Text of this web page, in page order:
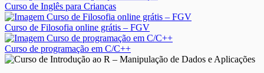
Curso de Inglês para Crianças
Curso de Filosofia online grátis – FGV
Curso de programação em C/C++